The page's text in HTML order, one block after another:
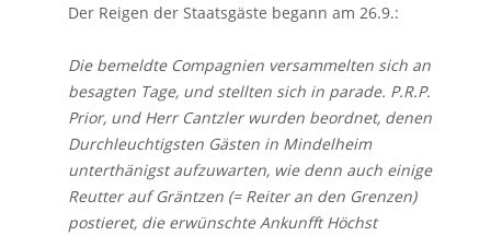
Der Reigen der Staatsgäste begann am 26.9.:
Die bemeldte Compagnien versammelten sich an
besagten Tage, und stellten sich in parade. P.R.P.
Prior, und Herr Cantzler wurden beordnet, denen
Durchleuchtigsten Gästen in Mindelheim
unterthänigst aufzuwarten, wie denn auch einige
Reutter auf Gräntzen (= Reiter an den Grenzen)
postieret, die erwünschte Ankunfft Höchst